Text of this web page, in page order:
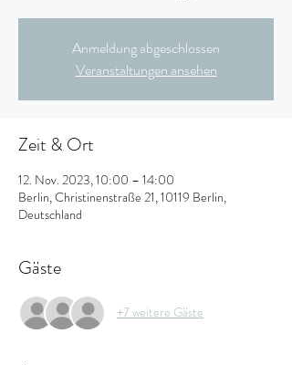
Anmeldung abgeschlossen
Veranstaltungen ansehen
Zeit & Ort
12. Nov. 2023, 10:00 – 14:00
Berlin, Christinenstraße 21, 10119 Berlin,
Deutschland
Gäste
+7 weitere Gäste